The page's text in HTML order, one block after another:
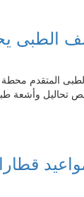
الطبى
المتقدم محطة
تحاليل وأشعة